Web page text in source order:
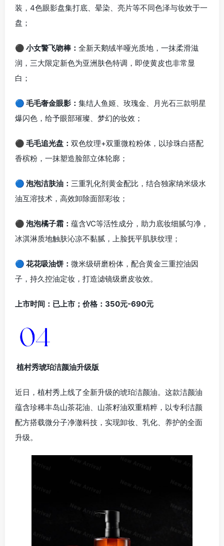
装，4色眼影盘集打底、晕染、亮片等不同色泽与妆效于一
盘；
⚫ 小女警飞吻棒： 全新天鹅绒半哑光质地，一抹柔滑滋
润，三大限定新色为亚洲肤色特调，即使黄皮也非常显
白；
🔵 毛毛奢金眼影： 集结人鱼姬、玫瑰金、月光石三款明星
爆闪色，给予眼部璀璨、梦幻的妆效；
⚫ 毛毛追光盘： 双色纹理+双重微粒粉体，以珍珠白搭配
香槟粉，一抹塑造脸部立体轮廓；
🔵 泡泡洁肤油： 三重乳化剂黄金配比，结合独家纳米级水
油互溶技术，高效卸除面部彩妆；
⚫ 泡泡橘子霜： 蕴含VC等活性成分，助力底妆细腻匀净，
冰淇淋质地触肤沁凉不黏腻，上脸抚平肌肤纹理；
🔵 花花吸油饼： 微米级研磨粉体，配合黄金三重控油因
子，持久控油定妆，打造滤镜级磨皮妆效。
上市时间：已上市；价格：350元-690元
植村秀琥珀洁颜油升级版
近日，植村秀上线了全新升级的琥珀洁颜油。这款洁颜油
蕴含珍稀丰岛山茶花油、山茶籽油双重精粹，以专利洁颜
配方搭载微分子净澈科技，实现卸妆、乳化、养护的全面
升级。